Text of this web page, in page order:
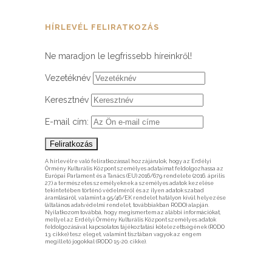
HÍRLEVÉL FELIRATKOZÁS
Ne maradjon le legfrissebb híreinkről!
Vezetéknév
Keresztnév
E-mail cím:
A hírlevélre való feliratkozással hozzájárulok, hogy az Erdélyi
Örmény Kulturális Központ személyes adataimat feldolgozhassa az
Európai Parlament és a Tanács (EU) 2016/679 rendelete (2016. április
27.) a természetes személyeknek a személyes adatok kezelése
tekintetében történő védelméről és az ilyen adatok szabad
áramlásáról, valamint a 95/46/EK rendelet hatályon kívül helyezése
(általános adatvédelmi rendelet, továbbiakban RODO) alapján.
Nyilatkozom továbbá, hogy megismertem az alábbi információkat,
mellyel az Erdélyi Örmény Kulturális Központ személyes adatok
feldolgozásával kapcsolatos tájékoztatási kötelezettségének (RODO
13. cikke) tesz eleget, valamint tisztában vagyok az engem
megillető jogokkal (RODO 15-20. cikke).